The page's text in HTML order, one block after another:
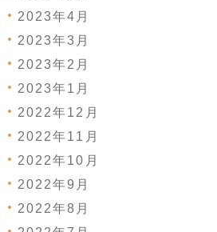
2023年4月
2023年3月
2023年2月
2023年1月
2022年12月
2022年11月
2022年10月
2022年9月
2022年8月